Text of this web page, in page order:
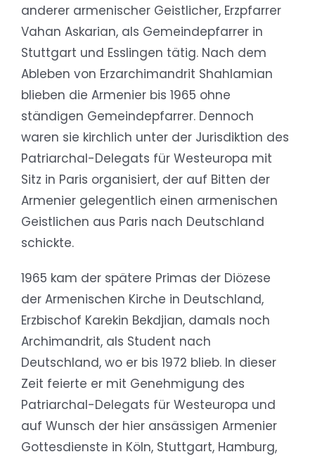
anderer armenischer Geistlicher, Erzpfarrer
Vahan Askarian, als Gemeindepfarrer in
Stuttgart und Esslingen tätig. Nach dem
Ableben von Erzarchimandrit Shahlamian
blieben die Armenier bis 1965 ohne
ständigen Gemeindepfarrer. Dennoch
waren sie kirchlich unter der Jurisdiktion des
Patriarchal-Delegats für Westeuropa mit
Sitz in Paris organisiert, der auf Bitten der
Armenier gelegentlich einen armenischen
Geistlichen aus Paris nach Deutschland
schickte.
1965 kam der spätere Primas der Diözese
der Armenischen Kirche in Deutschland,
Erzbischof Karekin Bekdjian, damals noch
Archimandrit, als Student nach
Deutschland, wo er bis 1972 blieb. In dieser
Zeit feierte er mit Genehmigung des
Patriarchal-Delegats für Westeuropa und
auf Wunsch der hier ansässigen Armenier
Gottesdienste in Köln, Stuttgart, Hamburg,